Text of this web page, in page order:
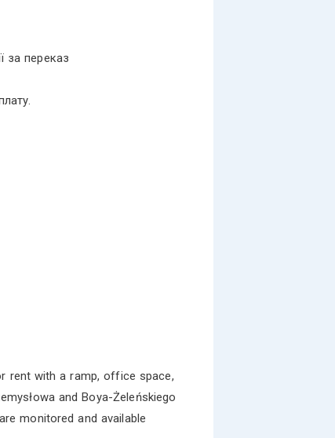
за переказ
rent with a ramp, office space,
and Boya-Żeleńskiego
monitored and available